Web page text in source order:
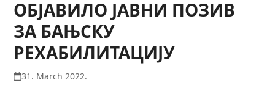
ОБЈАВИЛО ЈАВНИ ПОЗИВ
ЗА БАЊСКУ
РЕХАБИЛИТАЦИЈУ
31. March 2022.